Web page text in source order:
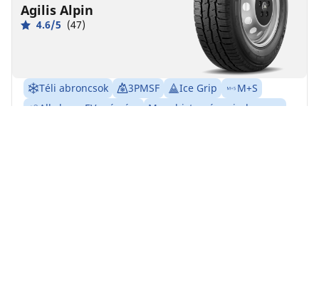
Agilis Alpin
4.6/5 (47)
Téli abroncsok 3PMSF Ice Grip
M+S
Alkalmas EV számára
Magabiztosság minden nap